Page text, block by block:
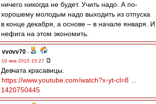
ничего никогда не будет. Учить надо. А по-
хорошему молодым надо выходить из отпуска
в конце декабря, а основе – в начале января. И
нефига на этом экономить.
vvovv70 -
10 янв 2015 15:27
Девчата красавицы.
https://www.youtube.com/watch?x-yt-cl=8 ...
1420750445